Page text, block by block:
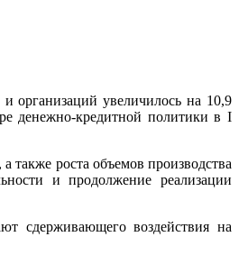
организаций увеличилось на 10,9
денежно-кредитной политики в I
также роста объемов производства
и продолжение реализации
сдерживающего воздействия на